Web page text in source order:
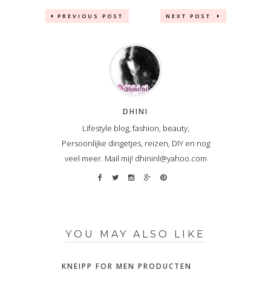
PREVIOUS POST NEXT POST
DHINI
Lifestyle blog, fashion, beauty,
Persoonlijke dingetjes, reizen, DIY en nog
veel meer. Mail mij! dhininl@yahoo.com
YOU MAY ALSO LIKE
KNEIPP FOR MEN PRODUCTEN